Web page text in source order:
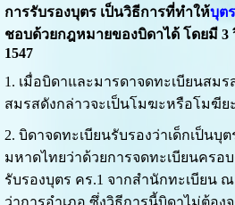
การรับรองบุตร เป็นวิธีการที่ทำให้บุต
ชอบด้วยกฎหมายของบิดาได้ โดยมี 3
1547
1. เมื่อบิดาและมารดาจดทะเบียนสม
สมรสดังกล่าวจะเป็นโมฆะหรือโมฆีย
2. บิดาจดทะเบียนรับรองว่าเด็กเป็นบุต
มหาดไทยว่าด้วยการจดทะเบียนครอบ
รับรองบุตร คร.1 จากสำนักทะเบียน
ว่าการอำเภอ ซึ่งวิธีการนี้บิดาไม่ต้อง